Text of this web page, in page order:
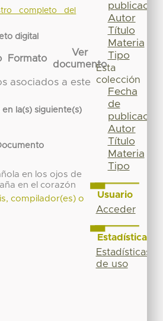
completo del
digital
Formato
Ver
documento
asociados a este
la(s) siguiente(s)
en los ojos de
en el corazón
compilador(es) o
publicación
Autor
Título
Materia
Tipo
Esta
colección
Fecha
de
publicación
Autor
Título
Materia
Tipo
Usuario
Acceder
Estadísticas
Estadísticas
de uso